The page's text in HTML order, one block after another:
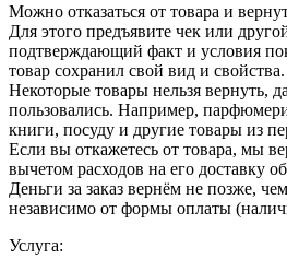
Можно отказаться от товара и
Для этого предъявите чек или
подтверждающий факт и условия
товар сохранил свой вид и свойства.
Некоторые товары нельзя вернуть,
пользовались. Например,
книги, посуду и другие товары из
Если вы откажетесь от товара, мы
вычетом расходов на его доставку
Деньги за заказ вернём не позже,
независимо от формы оплаты
Услуга: